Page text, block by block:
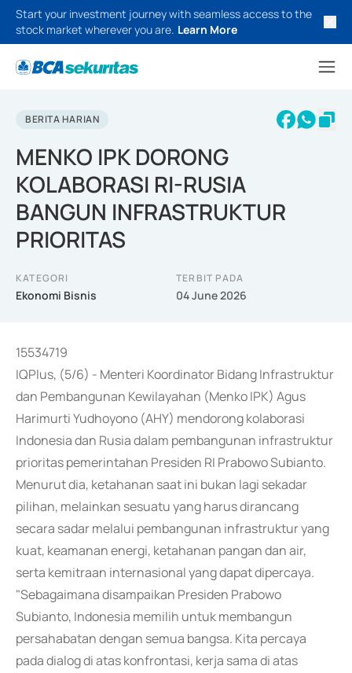
Start your investment journey with seamless access to the
stock market wherever you are. Learn More
BERITA HARIAN
MENKO IPK DORONG
KOLABORASI RI-RUSIA
BANGUN INFRASTRUKTUR
PRIORITAS
KATEGORI
Ekonomi Bisnis
TERBIT PADA
04 June 2026
15534719
IQPlus, (5/6) - Menteri Koordinator Bidang Infrastruktur
dan Pembangunan Kewilayahan (Menko IPK) Agus
Harimurti Yudhoyono (AHY) mendorong kolaborasi
Indonesia dan Rusia dalam pembangunan infrastruktur
prioritas pemerintahan Presiden RI Prabowo Subianto.
Menurut dia, ketahanan saat ini bukan lagi sekadar
pilihan, melainkan sesuatu yang harus dirancang
secara sadar melalui pembangunan infrastruktur yang
kuat, keamanan energi, ketahanan pangan dan air,
serta kemitraan internasional yang dapat dipercaya.
"Sebagaimana disampaikan Presiden Prabowo
Subianto, Indonesia memilih untuk membangun
persahabatan dengan semua bangsa. Kita percaya
pada dialog di atas konfrontasi, kerja sama di atas